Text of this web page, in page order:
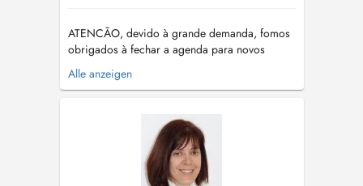
ATENCÃO, devido à grande demanda, fomos
obrigados à fechar a agenda para novos
pacientes. A utilisaçâo de um paciente
existente, mesmo que da mesma família, para
não sera aceita e a consulta será anulada. Em
caso de dúvidas, favor entrar em conato.
Alle anzeigen